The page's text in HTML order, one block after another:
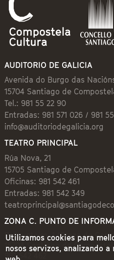
AUDITORIO DE GALICIA
Avenida do Burgo das
15704 Santiago de
Tel.: 981 55 22 90
Entradas: 981 571 026 / 981
info@auditoriodegalicia.org
TEATRO PRINCIPAL
Rúa Nova, 21
15705 Santiago de
Oficinas: 981 542 461
Entradas: 981 542 349
ZONA C. PUNTO DE
Preguntoiro, 1 (Praza de
15704 Santiago de
981 542 462
Utilizamos cookies para
nosos servizos, analizando